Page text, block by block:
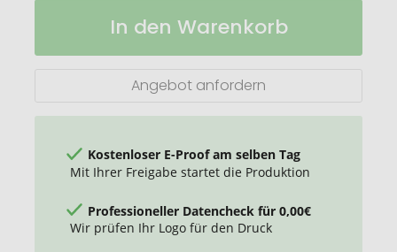
Touch
In den Warenkorb
Angebot anfordern
Kostenloser E-Proof am selben Tag
Mit Ihrer Freigabe startet die Produktion
Professioneller Datencheck für 0,00€
Wir prüfen Ihr Logo für den Druck